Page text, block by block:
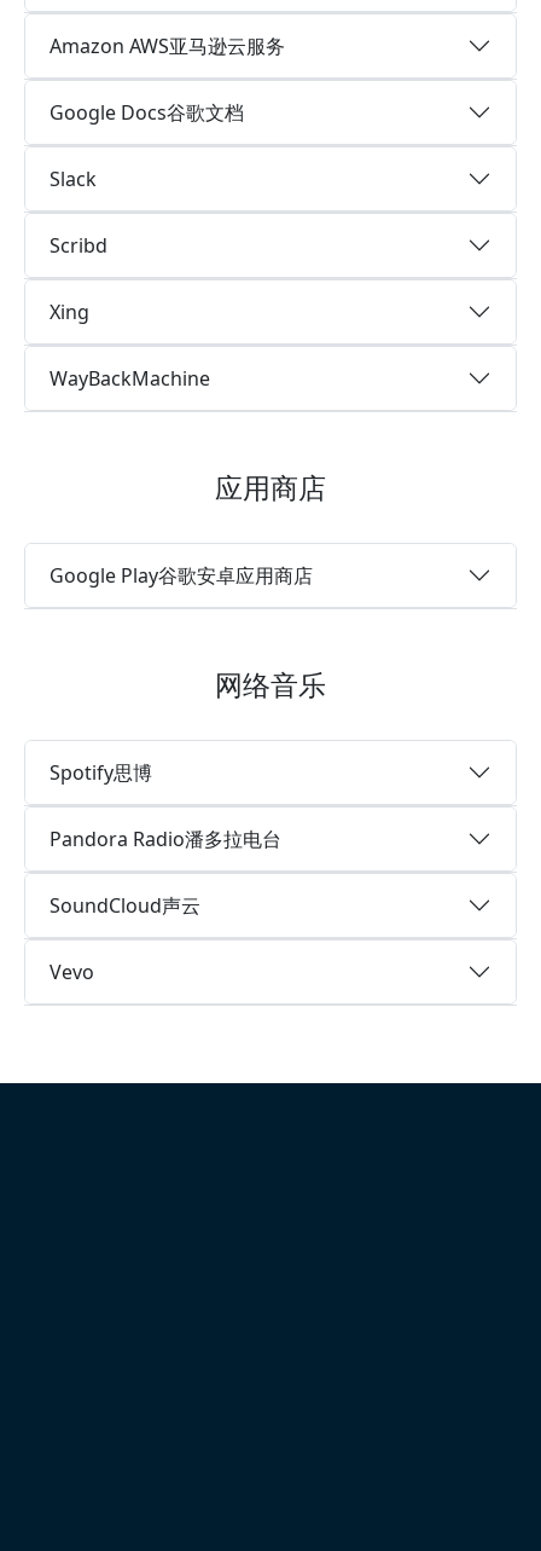
Amazon AWS亚马逊云服务
Google Docs谷歌文档
Slack
Scribd
Xing
WayBackMachine
应用商店
Google Play谷歌安卓应用商店
网络音乐
Spotify思博
Pandora Radio潘多拉电台
SoundCloud声云
Vevo